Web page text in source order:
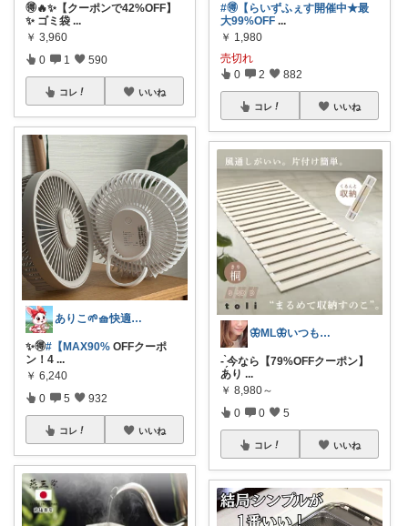
🉐🔥✨【クーポンで42%OFF】
✨ ゴミ袋 ...
￥ 3,960
0 1 590
コレ いいね
ありこ🌱🧺快適な暮らし雑貨🌻
✨️🉐#【MAX90% OFFクーポ
ン！4 ...
￥ 6,240
0 5 932
コレ いいね
#🉐【らいずふぇす開催中★最
大99%OFF ...
￥ 1,980
売切れ
0 2 882
コレ いいね
🦋ML🦋いつもありがとう💓
- ̗̀今なら【79%OFFクーポン】
あり ...
￥ 8,980～
0 0 5
コレ いいね